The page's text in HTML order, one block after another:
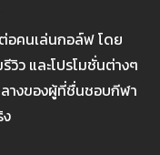
อคนเล่นกอล์ฟ โดย
ว และโปรโมชั่นต่างๆ
างของผู้ที่ชื่นชอบกีฬา